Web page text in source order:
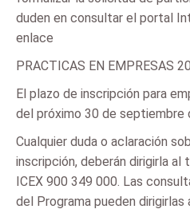
duden en consultar el portal
enlace
PRACTICAS EN EMPRESAS
El plazo de inscripción para
del próximo 30 de septiembre
Cualquier duda o aclaración
inscripción, deberán dirigirla
ICEX 900 349 000. Las
del Programa pueden